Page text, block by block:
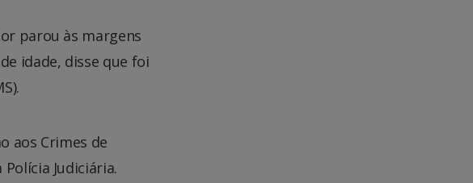
parou às margens
idade, disse que foi
aos Crimes de
Judiciária.